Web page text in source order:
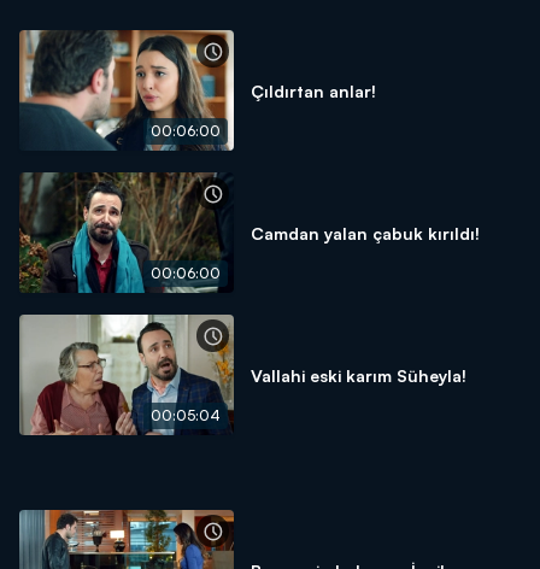
00:06:00
Çıldırtan anlar!
00:06:00
Camdan yalan çabuk kırıldı!
00:05:04
Vallahi eski karım Süheyla!